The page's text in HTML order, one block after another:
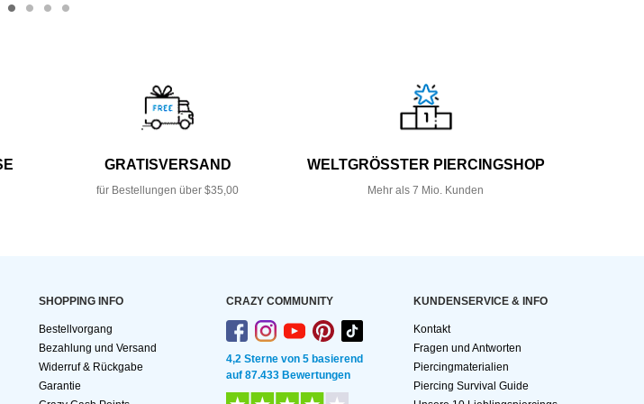
GRATISVERSAND
für Bestellungen über $35,00
WELTGRÖSSTER PIERCINGSHOP
Mehr als 7 Mio. Kunden
SHOPPING INFO
Bestellvorgang
Bezahlung und Versand
Widerruf & Rückgabe
Garantie
CRAZY COMMUNITY
4,2 Sterne von 5 basierend
auf 87.433 Bewertungen
KUNDEN­SERVICE & INFO
Kontakt
Fragen und Antworten
Piercingmaterialien
Piercing Survival Guide